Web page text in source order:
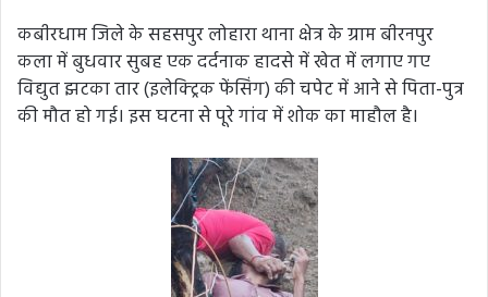
कबीरधाम जिले के सहसपुर लोहारा थाना क्षेत्र के ग्राम बीरनपुर
कला में बुधवार सुबह एक दर्दनाक हादसे में खेत में लगाए गए
विद्युत झटका तार (इलेक्ट्रिक फेंसिंग) की चपेट में आने से पिता-पुत्र
की मौत हो गई। इस घटना से पूरे गांव में शोक का माहौल है।